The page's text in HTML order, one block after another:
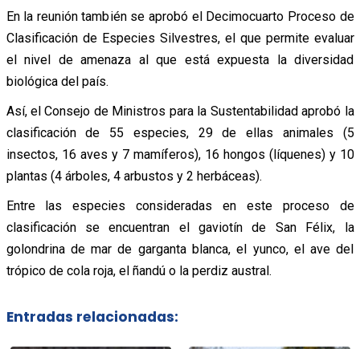
En la reunión también se aprobó el Decimocuarto Proceso de
Clasificación de Especies Silvestres, el que permite evaluar
el nivel de amenaza al que está expuesta la diversidad
biológica del país.
Así, el Consejo de Ministros para la Sustentabilidad aprobó la
clasificación de 55 especies, 29 de ellas animales (5
insectos, 16 aves y 7 mamíferos), 16 hongos (líquenes) y 10
plantas (4 árboles, 4 arbustos y 2 herbáceas).
Entre las especies consideradas en este proceso de
clasificación se encuentran el gaviotín de San Félix, la
golondrina de mar de garganta blanca, el yunco, el ave del
trópico de cola roja, el ñandú o la perdiz austral.
Entradas relacionadas: